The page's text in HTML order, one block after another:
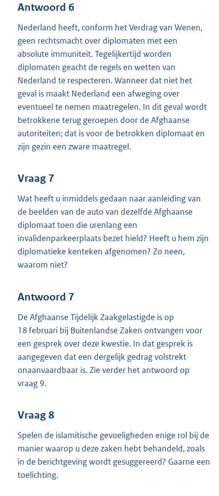
Antwoord 6
Nederland heeft, conform het Verdrag van Wenen,
geen rechtsmacht over diplomaten met een
absolute immuniteit. Tegelijkertijd worden
diplomaten geacht de regels en wetten van
Nederland te respecteren. Wanneer dat niet het
geval is maakt Nederland een afweging over
eventueel te nemen maatregelen. In dit geval wordt
betrokkene terug geroepen door de Afghaanse
autoriteiten; dat is voor de betrokken diplomaat en
zijn gezin een zware maatregel.
Vraag 7
Wat heeft u inmiddels gedaan naar aanleiding van
de beelden van de auto van dezelfde Afghaanse
diplomaat toen die urenlang een
invalidenparkeerplaats bezet hield? Heeft u hem zijn
diplomatieke kenteken afgenomen? Zo neen,
waarom niet?
Antwoord 7
De Afghaanse Tijdelijk Zaakgelastigde is op
18 februari bij Buitenlandse Zaken ontvangen voor
een gesprek over deze kwestie. In dat gesprek is
aangegeven dat een dergelijk gedrag volstrekt
onaanvaardbaar is. Zie verder het antwoord op
vraag 9.
Vraag 8
Spelen de islamitische gevoeligheden enige rol bij de
manier waarop u deze zaken hebt behandeld, zoals
in de berichtgeving wordt gesuggereerd? Gaarne een
toelichting.